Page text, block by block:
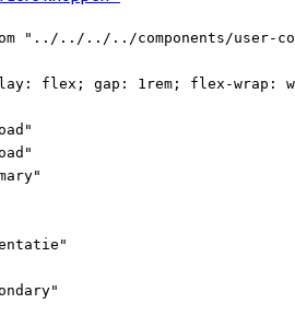
" ../../../../components/user-
flex; gap: 1rem; flex-wrap:
"
"
"
"
"